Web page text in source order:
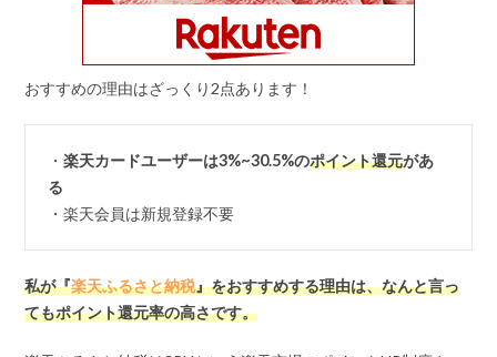
おすすめの理由はざっくり2点あります！
・楽天カードユーザーは3%~30.5%のポイント還元があ
る
・楽天会員は新規登録不要
私が『楽天ふるさと納税』をおすすめする理由は、なんと言っ
てもポイント還元率の高さです。